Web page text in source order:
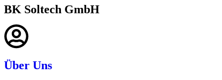
BK Soltech GmbH
Über Uns